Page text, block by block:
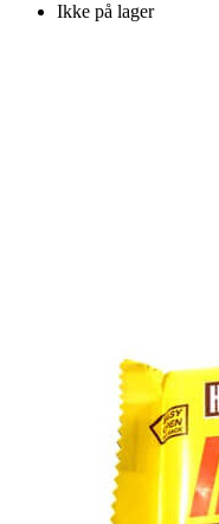
Ikke på lager